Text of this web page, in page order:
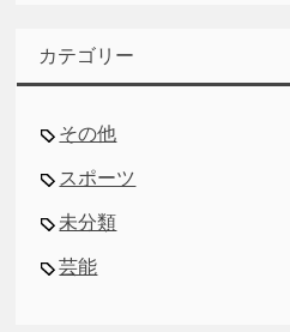
カテゴリー
その他
スポーツ
未分類
芸能